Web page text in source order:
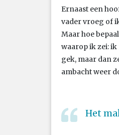
Ernaast een
vader vroeg of
Maar hoe
waarop ik zei: ik
gek, maar dan
ambacht weer
Het